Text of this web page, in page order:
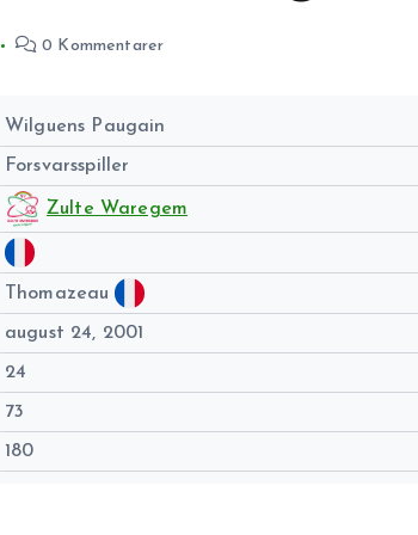
0 Kommentarer
Wilguens Paugain
Forsvarsspiller
Zulte Waregem
Thomazeau
august 24, 2001
24
73
180